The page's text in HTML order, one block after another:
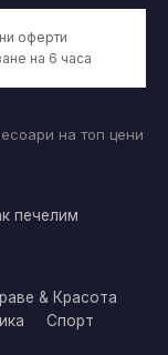
оферти
на 6 часа
на топ цени
печелим
& Красота
Спорт